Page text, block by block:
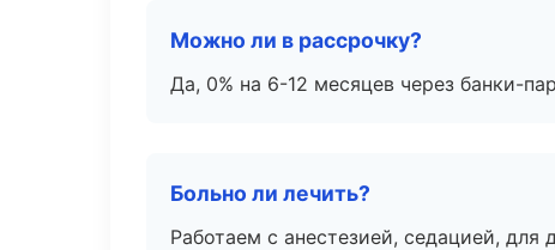
Можно ли в рассрочку?
Да, 0% на 6-12 месяцев через банки-
Больно ли лечить?
Работаем с анестезией, седацией, для